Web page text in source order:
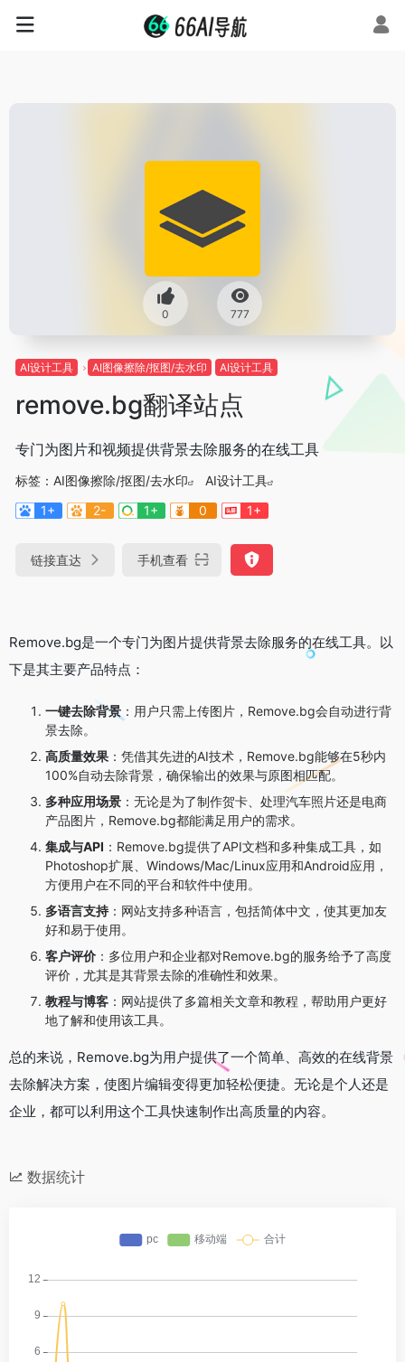
0 777
AI设计工具 AI图像擦除/抠图/去水印 AI设计工具
remove.bg翻译站点
专门为图片和视频提供背景去除服务的在线工具
标签： AI图像擦除/抠图/去水印
AI设计工具
1+
2- 1+ 0 1+
链接直达 手机查看
Remove.bg是一个专门为图片提供背景去除服务的在线工具。以
下是其主要产品特点：
一键去除背景 ：用户只需上传图片，Remove.bg会自动进行背
景去除。
高质量效果 ：凭借其先进的AI技术，Remove.bg能够在5秒内
100%自动去除背景，确保输出的效果与原图相匹配。
多种应用场景 ：无论是为了制作贺卡、处理汽车照片还是电商
产品图片，Remove.bg都能满足用户的需求。
集成与API ：Remove.bg提供了API文档和多种集成工具，如
Photoshop扩展、Windows/Mac/Linux应用和Android应用，
方便用户在不同的平台和软件中使用。
多语言支持 ：网站支持多种语言，包括简体中文，使其更加友
好和易于使用。
客户评价 ：多位用户和企业都对Remove.bg的服务给予了高度
评价，尤其是其背景去除的准确性和效果。
教程与博客 ：网站提供了多篇相关文章和教程，帮助用户更好
地了解和使用该工具。
总的来说，Remove.bg为用户提供了一个简单、高效的在线背景
去除解决方案，使图片编辑变得更加轻松便捷。无论是个人还是
企业，都可以利用这个工具快速制作出高质量的内容。
数据统计